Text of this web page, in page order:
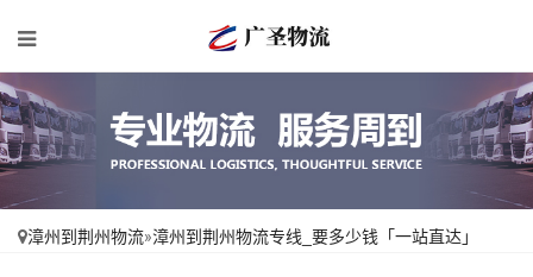
漳州到荆州物流»漳州到荆州物流专线_要多少钱「一站直达」